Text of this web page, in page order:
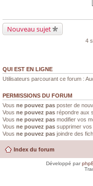
Nouveau sujet
4
QUI EST EN LIGNE
Utilisateurs parcourant ce forum :
PERMISSIONS DU FORUM
Vous ne pouvez pas poster de
Vous ne pouvez pas répondre aux
Vous ne pouvez pas modifier vos
Vous ne pouvez pas supprimer
Vous ne pouvez pas joindre des
Index du forum
Développé par